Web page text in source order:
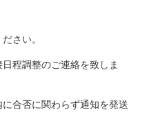
さい。
程調整のご連絡を致しま
合否に関わらず通知を発送